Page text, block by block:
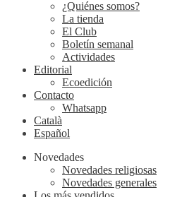
¿Quiénes somos?
La tienda
El Club
Boletín semanal
Actividades
Editorial
Ecoedición
Contacto
Whatsapp
Català
Español
Novedades
Novedades religiosas
Novedades generales